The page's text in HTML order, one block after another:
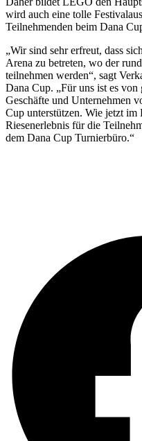
wird auch eine tolle
Teilnehmenden beim Dana
„Wir sind sehr erfreut, dass
Arena zu betreten, wo der
teilnehmen werden“, sagt
Dana Cup. „Für uns ist es von
Geschäfte und Unternehmen
Cup unterstützen. Wie jetzt
Riesenerlebnis für die
dem Dana Cup Turnierbüro.“